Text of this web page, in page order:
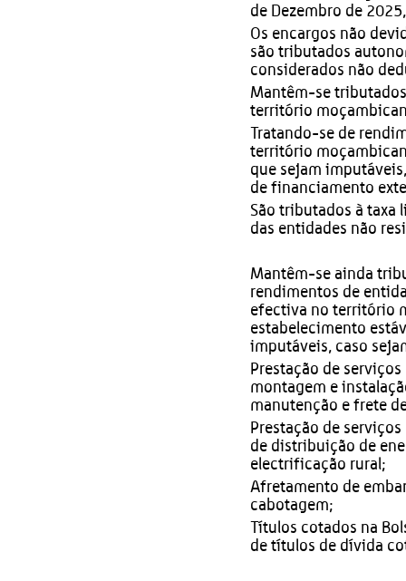
de Dezembro de
Os encargos não
são tributados
considerados não
Mantêm-se
território
Tratando-se de
território
que sejam
de financiamento
São tributados à taxa
das entidades não
Mantêm-se ainda
rendimentos de
efectiva no território
estabelecimento
imputáveis, caso
Prestação de
montagem e
manutenção e frete
Prestação de
de distribuição de
electrificação rural;
Afretamento de
cabotagem;
Títulos cotados na
de títulos de dívida